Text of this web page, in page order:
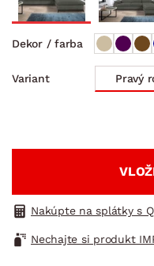
Dekor / farba
Variant Pravý
Nakúpte na splátky s
Nechajte si produkt